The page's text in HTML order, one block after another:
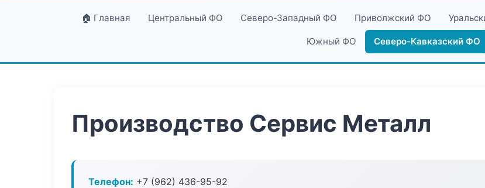
🏠 Главная Центральный ФО Северо-Западный ФО Приволжский ФО
Южный ФО Северо-Кавказский ФО
Производство Сервис Металл
Телефон: +7 (962) 436-95-92